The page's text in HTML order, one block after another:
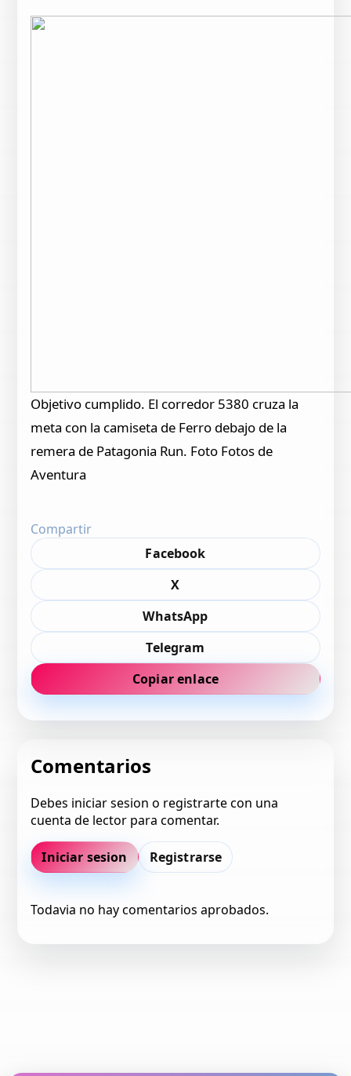
Objetivo cumplido. El corredor 5380 cruza la
meta con la camiseta de Ferro debajo de la
remera de Patagonia Run. Foto Fotos de
Aventura
Compartir
Facebook
X
WhatsApp
Telegram
Copiar enlace
Comentarios
Debes iniciar sesion o registrarte con una
cuenta de lector para comentar.
Iniciar sesion Registrarse
Todavia no hay comentarios aprobados.